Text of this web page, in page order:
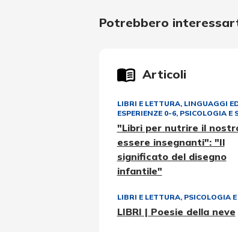
Potrebbero
Articoli
LIBRI E LETTURA, LINGUAGGI
ESPERIENZE 0-6, PSICOLOGIA E
"Libri per nutrire il
essere insegnanti": "Il
significato del disegno
infantile"
LIBRI E LETTURA, PSICOLOGIA
LIBRI | Poesie della neve